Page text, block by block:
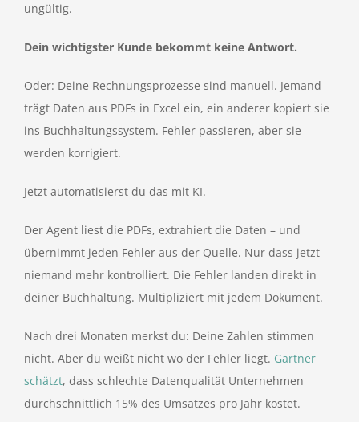
ungültig.
Dein wichtigster Kunde bekommt keine Antwort.
Oder: Deine Rechnungsprozesse sind manuell. Jemand
trägt Daten aus PDFs in Excel ein, ein anderer kopiert sie
ins Buchhaltungssystem. Fehler passieren, aber sie
werden korrigiert.
Jetzt automatisierst du das mit KI.
Der Agent liest die PDFs, extrahiert die Daten – und
übernimmt jeden Fehler aus der Quelle. Nur dass jetzt
niemand mehr kontrolliert. Die Fehler landen direkt in
deiner Buchhaltung. Multipliziert mit jedem Dokument.
Nach drei Monaten merkst du: Deine Zahlen stimmen
nicht. Aber du weißt nicht wo der Fehler liegt. Gartner
schätzt, dass schlechte Datenqualität Unternehmen
durchschnittlich 15% des Umsatzes pro Jahr kostet.